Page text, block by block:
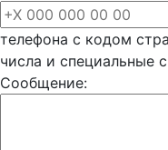
телефона с кодом
числа и специальные
Сообщение: